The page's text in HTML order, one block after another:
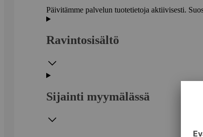
Päivitämme palvelun tuotetietoja aktiivisesti.
Ravintosisältö
Sijainti myymälässä